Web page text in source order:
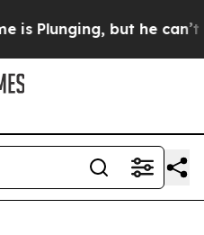
but he can’t